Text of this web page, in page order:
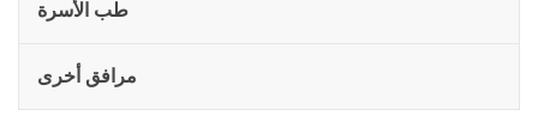
طب الأسرة
مرافق أخرى